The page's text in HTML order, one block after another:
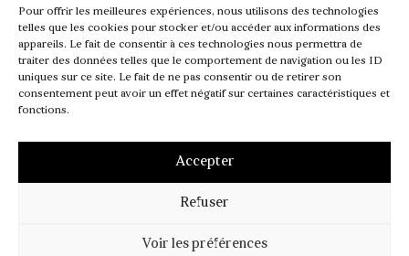
Pour offrir les meilleures expériences, nous utilisons des technologies
telles que les cookies pour stocker et/ou accéder aux informations des
appareils. Le fait de consentir à ces technologies nous permettra de
traiter des données telles que le comportement de navigation ou les ID
uniques sur ce site. Le fait de ne pas consentir ou de retirer son
consentement peut avoir un effet négatif sur certaines caractéristiques et
fonctions.
Accepter
Refuser
Voir les préférences
@REVUEPASSAGER
MENTIONS LÉGALES
POLITIQUE DE COOKIES (UE)